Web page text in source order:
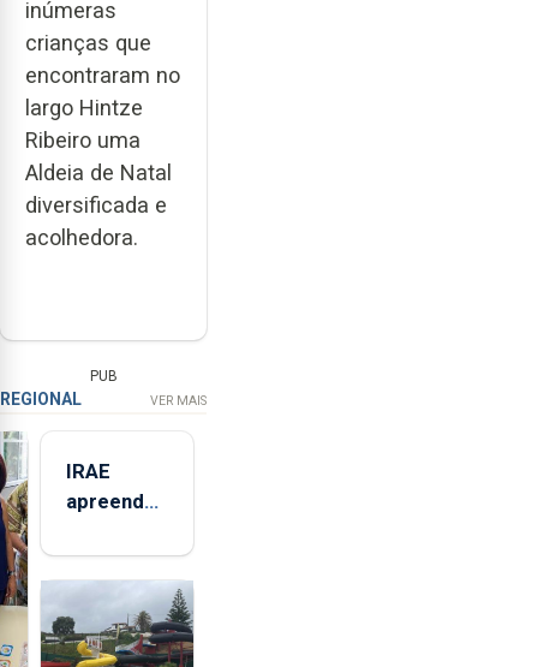
inúmeras
crianças que
encontraram no
largo Hintze
Ribeiro uma
Aldeia de Natal
diversificada e
acolhedora.
PUB
REGIONAL VER MAIS
IRAE
apreendeu
toneladas
de
alimentos
entre